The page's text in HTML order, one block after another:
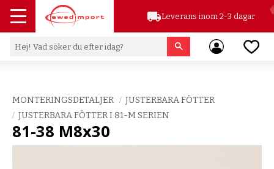
Meny
local_shippingLeverans inom 2-3 dagar
MONTERINGSDETALJER
JUSTERBARA FÖTTER
JUSTERBARA FÖTTER I 81-M SERIEN
81-38 M8x30